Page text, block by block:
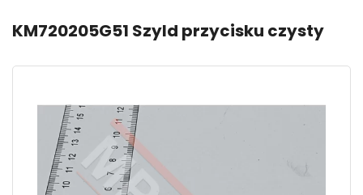
KM720205G51 Szyld przycisku czysty